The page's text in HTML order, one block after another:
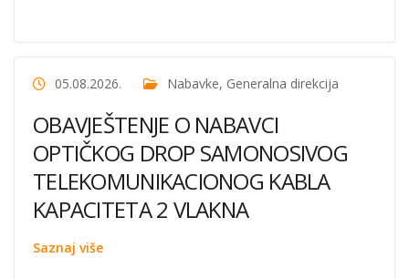
05.08.2026. Nabavke, Generalna direkcija
OBAVJEŠTENJE O NABAVCI
OPTIČKOG DROP SAMONOSIVOG
TELEKOMUNIKACIONOG KABLA
KAPACITETA 2 VLAKNA
Saznaj više